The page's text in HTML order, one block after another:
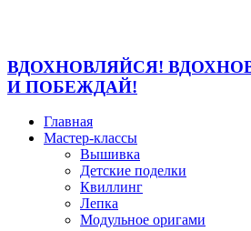
ВДОХНОВЛЯЙСЯ!
И ПОБЕЖДАЙ!
Главная
Мастер-классы
Вышивка
Детские поделки
Квиллинг
Лепка
Модульное оригами